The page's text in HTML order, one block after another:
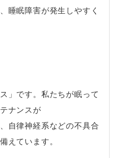
睡眠障害が発生しやすく
」です。私たちが眠って
ナンスが
自律神経系などの不具合
えています。